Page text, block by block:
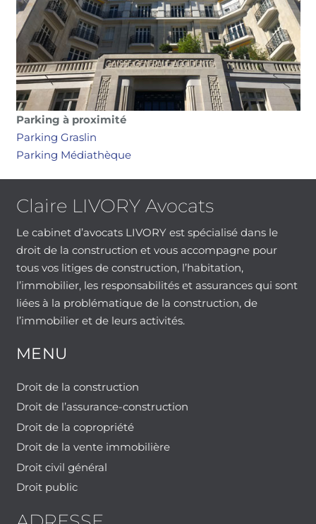
Parking à proximité
Parking Graslin
Parking Médiathèque
Claire LIVORY Avocats
Le cabinet d’avocats LIVORY est spécialisé dans le
droit de la construction et vous accompagne pour
tous vos litiges de construction, l’habitation,
l’immobilier, les responsabilités et assurances qui sont
liées à la problématique de la construction, de
l’immobilier et de leurs activités.
MENU
Droit de la construction
Droit de l’assurance-construction
Droit de la copropriété
Droit de la vente immobilière
Droit civil général
Droit public